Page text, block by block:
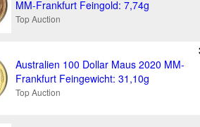
MM-Frankfurt Feingold: 7,74g
Top Auction
Australien 100 Dollar Maus 2020 MM-
Frankfurt Feingewicht: 31,10g
Top Auction